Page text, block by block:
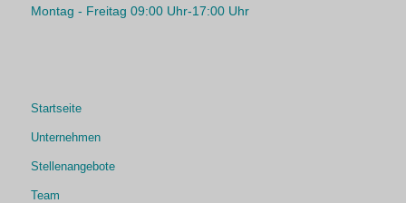
Montag - Freitag 09:00 Uhr-17:00 Uhr
Startseite
Unternehmen
Stellenangebote
Team